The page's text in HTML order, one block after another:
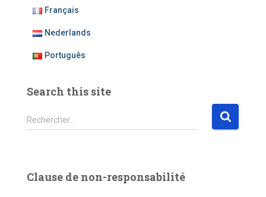
Français
Nederlands
Português
Search this site
R
e
r
Rechercher…
Clause de non-responsabilité